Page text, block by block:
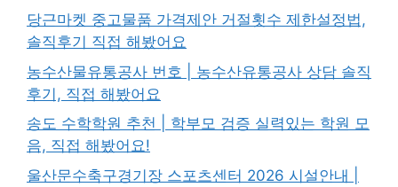
당근마켓 중고물품 가격제안 거절횟수 제한설정법,
솔직후기 직접 해봤어요
농수산물유통공사 번호 | 농수산유통공사 상담 솔직
후기, 직접 해봤어요
송도 수학학원 추천 | 학부모 검증 실력있는 학원 모
음, 직접 해봤어요!
울산문수축구경기장 스포츠센터 2026 시설안내 |